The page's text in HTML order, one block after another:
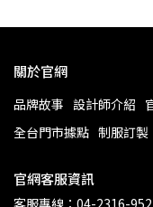
關於官網
品牌故事 設計師介紹
全台門市據點 制服訂製
官網客服資訊
客服專線：04-2316-